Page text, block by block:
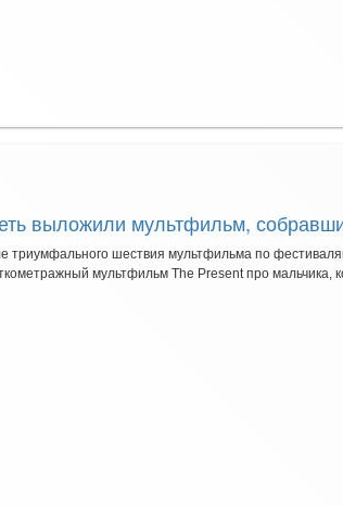
выложили мультфильм,
триумфального шествия мультфильма по
мультфильм The Present про мальчика,